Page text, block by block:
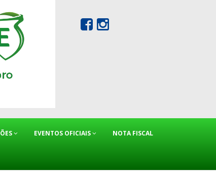
EVENTOS OFICIAIS NOTA FISCAL